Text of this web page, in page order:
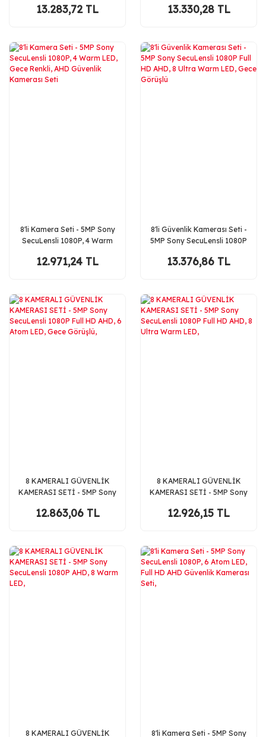
Kamerası Seti,
13.283,72 TL
Kamerası Seti
13.330,28 TL
8'li Kamera Seti - 5MP Sony
SecuLensli 1080P, 4 Warm
Güvenlik Kamerası Seti
12.971,24 TL
8'li Güvenlik Kamerası Seti -
5MP Sony SecuLensli 1080P
LED, Gece Görüşlü
13.376,86 TL
8 KAMERALI GÜVENLİK
KAMERASI SETİ - 5MP Sony
AHD, 6 Atom LED, Gece
12.863,06 TL
8 KAMERALI GÜVENLİK
KAMERASI SETİ - 5MP Sony
AHD, 8 Ultra Warm LED,
12.926,15 TL
8 KAMERALI GÜVENLİK 8'li Kamera Seti - 5MP Sony